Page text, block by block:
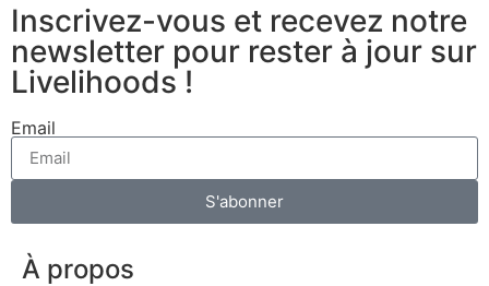
Inscrivez-vous et recevez notre
newsletter pour rester à jour sur
Livelihoods !
Email
S'abonner
À propos